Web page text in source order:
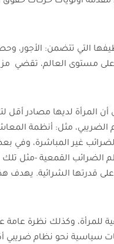
التي تتضمن: الأجور،
على مستوى العالم، تقضي
المرأة لديها مصادر أقل
الضريبي، مثل: أنظمة
غير المباشرة، وفي
الضرائب القمعية -مثل تلك
قدرتها الشرائية. يهدف
للمرأة، وكذلك نظرة
سياسية نحو نظام ضريبي